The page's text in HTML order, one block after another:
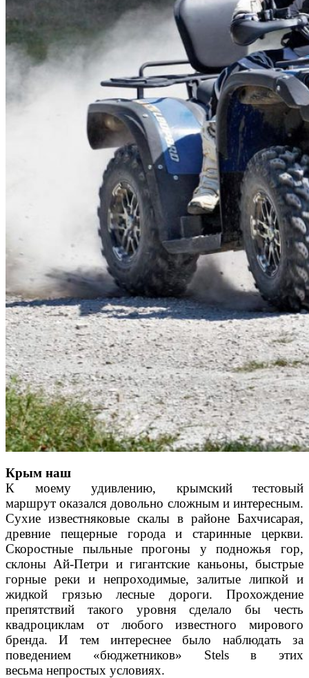
Крым наш
К моему удивлению, крымский тестовый
маршрутоказался довольно сложным и интересным.
Сухие известняковые скалы в районе Бахчисарая,
древние пещерные города и старинные церкви.
Скоростные пыльные прогоны у подножья гор,
склоны Ай-Петри и гигантские каньоны, быстрые
горные реки и непроходимые, залитые липкой и
жидкой грязью лесные дороги. Прохождение
препятствий такого уровня сделало бы честь
квадроциклам от любого известного мирового
бренда. И тем интереснее было наблюдать за
поведением «бюджетников» Stels в этих
весьма непростых условиях.